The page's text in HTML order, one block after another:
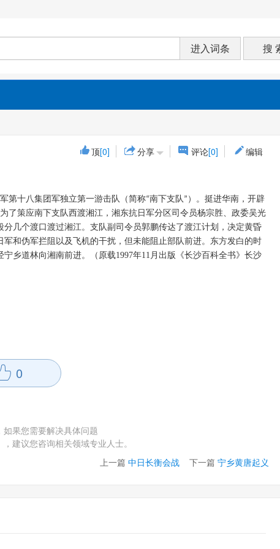
顶[0] 分享 评论[0] 编辑
第十八集团军独立第一游击队（简称“南下支队” ）。挺进华南，开辟
了策应南下支队西渡湘江，湘东抗日军分区司令员杨宗胜、政委吴光
几个渡口渡过湘江。支队副司令员郭鹏传达了渡江计划，决定黄昏
和伪军拦阻以及飞机的干扰，但未能阻止部队前进。东方发白的时
乡道林向湘南前进。
（原载1997年11月出版《长沙百科全书》长沙
0
果您需要解决具体问题
建议您咨询相关领域专业人士。
上一篇 中日长衡会战 下一篇 宁乡黄唐起义